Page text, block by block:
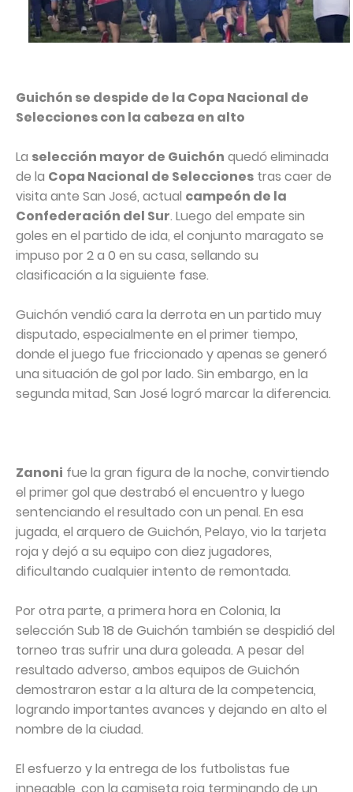
Guichón se despide de la Copa Nacional de
Selecciones con la cabeza en alto
La selección mayor de Guichón quedó eliminada
de la Copa Nacional de Selecciones tras caer de
visita ante San José, actual campeón de la
Confederación del Sur. Luego del empate sin
goles en el partido de ida, el conjunto maragato se
impuso por 2 a 0 en su casa, sellando su
clasificación a la siguiente fase.
Guichón vendió cara la derrota en un partido muy
disputado, especialmente en el primer tiempo,
donde el juego fue friccionado y apenas se generó
una situación de gol por lado. Sin embargo, en la
segunda mitad, San José logró marcar la diferencia.
Zanoni fue la gran figura de la noche, convirtiendo
el primer gol que destrabó el encuentro y luego
sentenciando el resultado con un penal. En esa
jugada, el arquero de Guichón, Pelayo, vio la tarjeta
roja y dejó a su equipo con diez jugadores,
dificultando cualquier intento de remontada.
Por otra parte, a primera hora en Colonia, la
selección Sub 18 de Guichón también se despidió del
torneo tras sufrir una dura goleada. A pesar del
resultado adverso, ambos equipos de Guichón
demostraron estar a la altura de la competencia,
logrando importantes avances y dejando en alto el
nombre de la ciudad.
El esfuerzo y la entrega de los futbolistas fue